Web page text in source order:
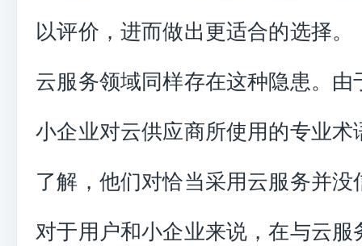
以评价，进而做出更适合的选择。
云服务领域同样存在这种隐患。由
小企业对云供应商所使用的专业术
了解，他们对恰当采用云服务并没
对于用户和小企业来说，在与云服